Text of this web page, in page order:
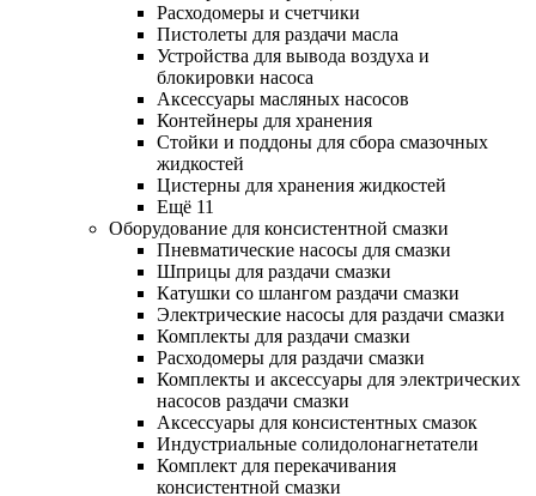
Расходомеры и счетчики
Пистолеты для раздачи масла
Устройства для вывода воздуха и
блокировки насоса
Аксессуары масляных насосов
Контейнеры для хранения
Стойки и поддоны для сбора смазочных
жидкостей
Цистерны для хранения жидкостей
Ещё 11
Оборудование для консистентной смазки
Пневматические насосы для смазки
Шприцы для раздачи смазки
Катушки со шлангом раздачи смазки
Электрические насосы для раздачи смазки
Комплекты для раздачи смазки
Расходомеры для раздачи смазки
Комплекты и аксессуары для электрических
насосов раздачи смазки
Аксессуары для консистентных смазок
Индустриальные солидолонагнетатели
Комплект для перекачивания
консистентной смазки